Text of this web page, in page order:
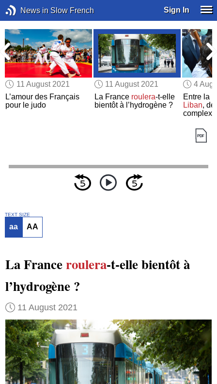
News in Slow French Sign In
11 August 2021
L’amour des Français
pour le judo
11 August 2021
La France roulera-t-elle
bientôt à l’hydrogène ?
4
Entre la
Liban,
TEXT SIZE
aa AA
La Franceroulera-t-elle bientôt à
l’hydrogène ?
11 August 2021